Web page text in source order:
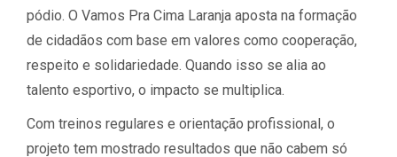
pódio. O Vamos Pra Cima Laranja aposta na formação
de cidadãos com base em valores como cooperação,
respeito e solidariedade. Quando isso se alia ao
talento esportivo, o impacto se multiplica.
Com treinos regulares e orientação profissional, o
projeto tem mostrado resultados que não cabem só